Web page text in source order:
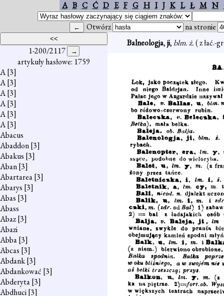
A B C Ć D E F G H I J K L Ł M N
Otwórz na stronie
1-200/2117
artykuły hasłowe: 1759
A[3]
A[3]
A[3]
A[3]
A[3]
A[3]
Abacus
Abaddon[3]
Abakus [3]
Aban[3]
Abartarea[3]
Abarys [3]
Abas [3]
Abass
Abaz[3]
Abazi
Abba[3]
Abcas [3]
Abdank[3]
Abdankować [3]
Abderyta[3]
Abdhuci[3]
Balneologja,ji, blm. ż.( z łać.-